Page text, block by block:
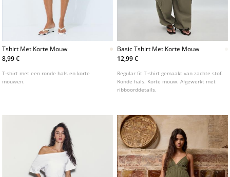
Tshirt Met Korte Mouw
8,99 €
T-shirt met een ronde hals en korte
mouwen.
Basic Tshirt Met Korte Mouw
12,99 €
Regular fit T-shirt gemaakt van zachte stof.
Ronde hals. Korte mouw. Afgewerkt met
ribboorddetails.